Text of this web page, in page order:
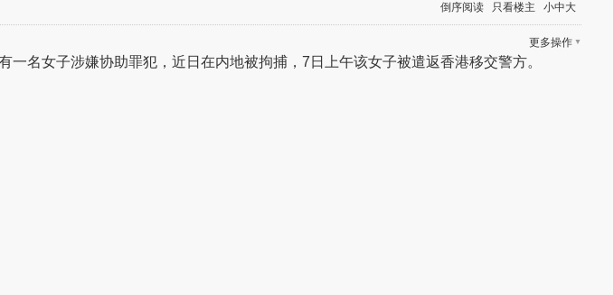
倒序阅读 只看楼主 小中大
更多操作 ▼
名女子涉嫌协助罪犯，近日在内地被拘捕，7日上午该女子被遣返香港移交警方。